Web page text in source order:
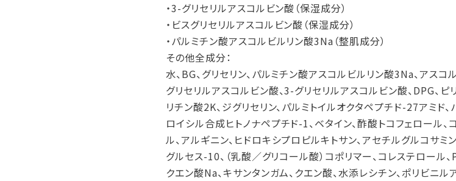
・3-グリセリルアスコルビン酸（保湿成分）
・ビスグリセリルアスコルビン酸（保湿成分）
・パルミチン酸アスコルビルリン酸3Na（整肌成分）
その他全成分：
水、BG、グリセリン、パルミチン酸アスコルビルリン酸3Na、アス
グリセリルアスコルビン酸、3-グリセリルアスコルビン酸、DPG、ピ
リチン酸2K、ジグリセリン、パルミトイルオクタペプチド-27アミド
ロイシル合成ヒトノナペプチド-1、ベタイン、酢酸トコフェロール、
ル、アルギニン、ヒドロキシプロピルキトサン、アセチルグルコサミ
グルセス-10、（乳酸／グリコール酸）コポリマー、コレステロール
クエン酸Na、キサンタンガム、クエン酸、水添レシチン、ポリビニ